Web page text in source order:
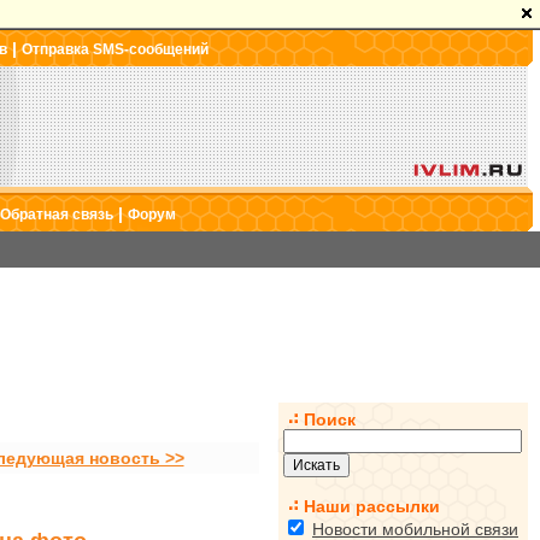
|Отправка SMS-сообщений
Обратная связь|Форум
новость >>
Поиск
Наши рассылки
Новости мобильной связи